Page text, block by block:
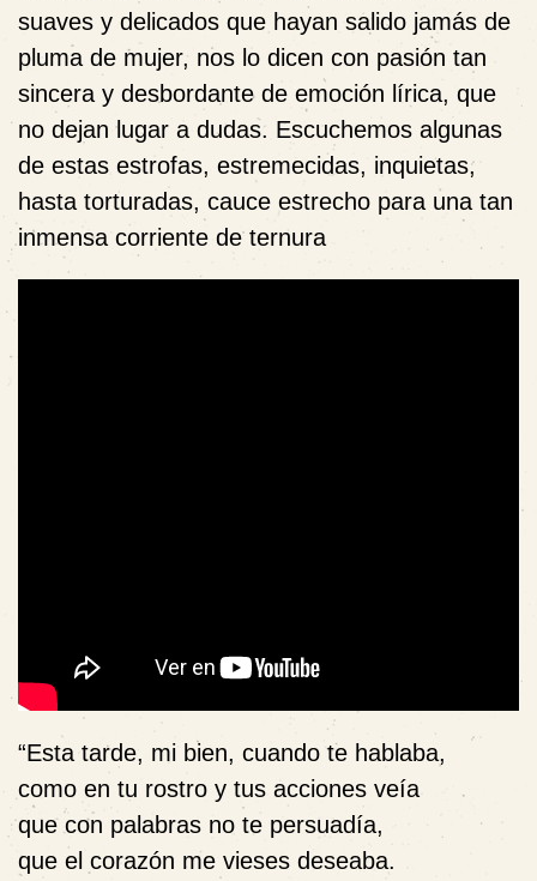
suaves y delicados que hayan salido jamás de
pluma de mujer, nos lo dicen con pasión tan
sincera y desbordante de emoción lírica, que
no dejan lugar a dudas. Escuchemos algunas
de estas estrofas, estremecidas, inquietas,
hasta torturadas, cauce estrecho para una tan
inmensa corriente de ternura
“Esta tarde, mi bien, cuando te hablaba,
como en tu rostro y tus acciones veía
que con palabras no te persuadía,
que el corazón me vieses deseaba.